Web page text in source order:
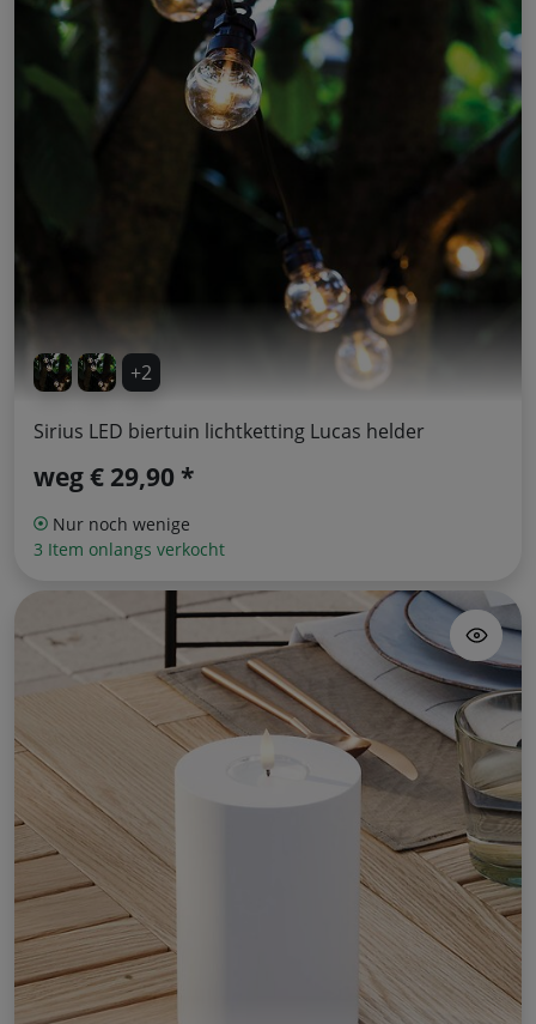
+2
Sirius LED biertuin lichtketting Lucas helder
weg€ 29,90 *
Nur noch wenige
3 Item onlangs verkocht